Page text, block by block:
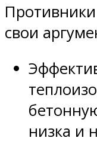
свои
низка и